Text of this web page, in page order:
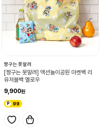
짱구는 못말려
[짱구는 못말려] 액션놀이공원 마켓백 리
유저블백 옐로우
9,900
99